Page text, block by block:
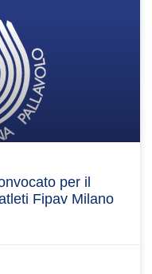
per il
Fipav Milano